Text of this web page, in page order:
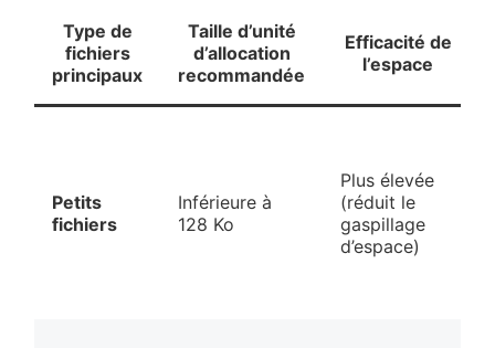
Type de
fichiers
principaux
Taille d’unité
d’allocation
recommandée
Efficacité de
l’espace
Petits
fichiers
Inférieure à
128 Ko
Plus élevée
(réduit le
gaspillage
d’espace)